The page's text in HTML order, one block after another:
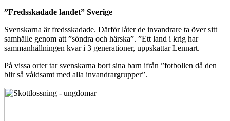
”Fredsskadade landet” Sverige
Svenskarna är fredsskadade. Därför låter de invandrare ta över sitt
samhälle genom att ”söndra och härska”. ”Ett land i krig har
sammanhållningen kvar i 3 generationer, uppskattar Lennart.
På vissa orter tar svenskarna bort sina barn ifrån ”fotbollen då den
blir så våldsamt med alla invandrargrupper”.